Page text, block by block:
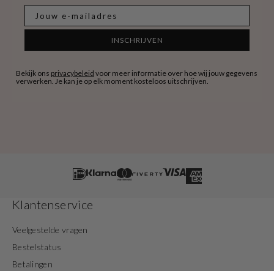
INSCHRIJVEN
Bekijk ons privacybeleid voor meer informatie over hoe wij jouw gegevens
verwerken. Je kan je op elk moment kosteloos uitschrijven.
Klantenservice
Veelgestelde vragen
Bestelstatus
Betalingen